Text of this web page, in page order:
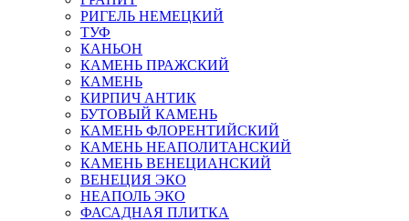
РИГЕЛЬ НЕМЕЦКИЙ
ТУФ
КАНЬОН
КАМЕНЬ ПРАЖСКИЙ
КАМЕНЬ
КИРПИЧ АНТИК
БУТОВЫЙ КАМЕНЬ
КАМЕНЬ ФЛОРЕНТИЙСКИЙ
КАМЕНЬ НЕАПОЛИТАНСКИЙ
КАМЕНЬ ВЕНЕЦИАНСКИЙ
ВЕНЕЦИЯ ЭКО
НЕАПОЛЬ ЭКО
ФАСАДНАЯ ПЛИТКА